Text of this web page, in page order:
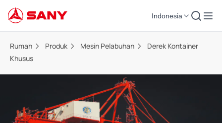
Indonesia
Rumah Produk Mesin Pelabuhan
Derek Kontainer
Khusus